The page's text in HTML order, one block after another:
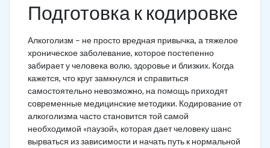
Подготовка к кодировке
Алкоголизм – не просто вредная привычка, а тяжелое
хроническое заболевание, которое постепенно
забирает у человека волю, здоровье и близких. Когда
кажется, что круг замкнулся и справиться
самостоятельно невозможно, на помощь приходят
современные медицинские методики. Кодирование от
алкоголизма часто становится той самой
необходимой «паузой», которая дает человеку шанс
вырваться из зависимости и начать путь к нормальной